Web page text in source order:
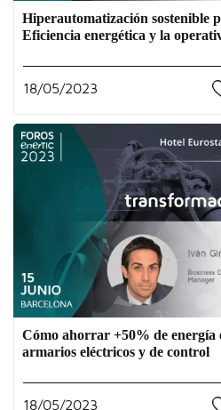
Hiperautomatización sostenible
Eficiencia energética y la
18/05/2023
Cómo ahorrar +50% de energía
armarios eléctricos y de control
18/05/2023